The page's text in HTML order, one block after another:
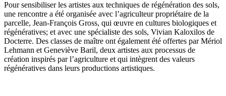
Pour sensibiliser les artistes aux techniques de régénération des sols,
une rencontre a été organisée avec l’agriculteur propriétaire de la
parcelle, Jean-François Gross, qui œuvre en cultures biologiques et
régénératives; et avec une spécialiste des sols, Vivian Kaloxilos de
Docterre. Des classes de maître ont également été offertes par Mériol
Lehmann et Geneviève Baril, deux artistes aux processus de
création inspirés par l’agriculture et qui intègrent des valeurs
régénératives dans leurs productions artistiques.